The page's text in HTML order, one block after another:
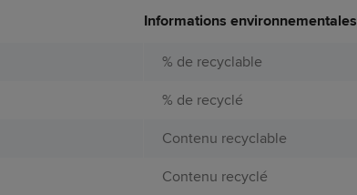
Informations environnementales
% de recyclable
% de recyclé
Contenu recyclable
Contenu recyclé